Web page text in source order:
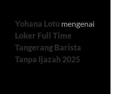
Yohana Lotu mengenai
Loker Full Time
Tangerang Barista
Tanpa Ijazah 2025